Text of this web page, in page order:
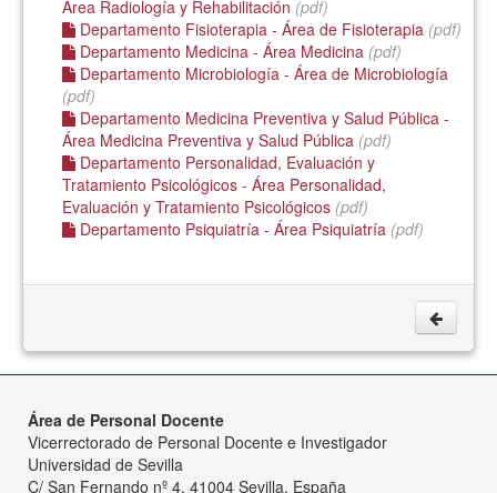
Área Radiología y Rehabilitación (pdf)
Departamento Fisioterapia - Área de Fisioterapia (pdf)
Departamento Medicina - Área Medicina (pdf)
Departamento Microbiología - Área de Microbiología
(pdf)
Departamento Medicina Preventiva y Salud Pública -
Área Medicina Preventiva y Salud Pública (pdf)
Departamento Personalidad, Evaluación y
Tratamiento Psicológicos - Área Personalidad,
Evaluación y Tratamiento Psicológicos (pdf)
Departamento Psiquiatría - Área Psiquiatría (pdf)
Área de Personal Docente
Vicerrectorado de Personal Docente e Investigador
Universidad de Sevilla
C/ San Fernando nº 4, 41004 Sevilla, España